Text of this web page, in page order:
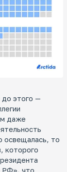
до этого —
даже
освещалась, то
которого
РФ», что